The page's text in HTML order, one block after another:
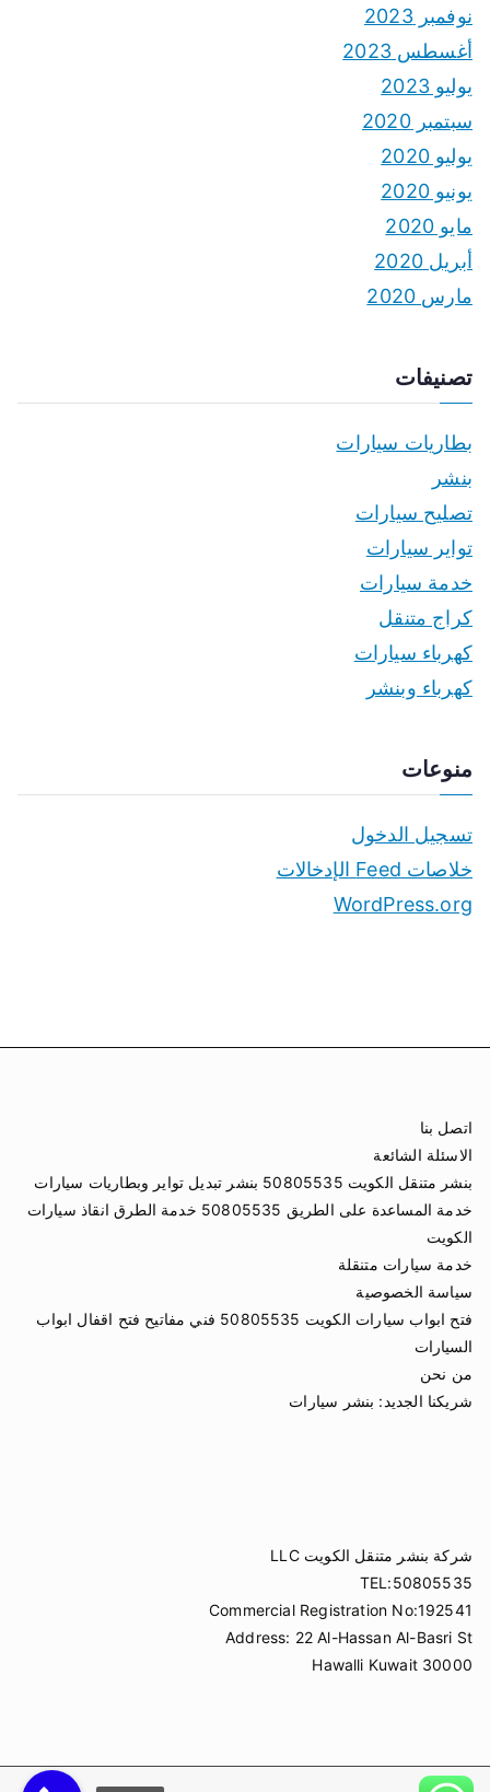
أغسطس 2023
يوليو 2023
سبتمبر 2020
يوليو 2020
يونيو 2020
مايو 2020
أبريل 2020
مارس 2020
بطاريات سيارات
بنشر
تصليح سيارات
تواير سيارات
خدمة سيارات
كراج متنقل
كهرباء سيارات
كهرباء وبنشر
تسجيل الدخول
خلاصات Feed الإدخالات
WordPress.org
اتصل بنا
الاسئلة الشائعة
بنشر متنقل الكويت 50805535 بنشر تبديل تواير وبطاريات سيارات
خدمة المساعدة على الطريق 50805535 خدمة الطرق انقاذ سيارات
الكويت
خدمة سيارات متنقلة
سياسة الخصوصية
فتح ابواب سيارات الكويت 50805535 فني مفاتيح فتح اقفال ابواب
السيارات
من نحن
شريكنا الجديد: بنشر سيارات
شركة بنشر متنقل الكويت LLC
TEL:50805535
Commercial Registration No:192541
Address: 22 Al-Hassan Al-Basri St
Hawalli Kuwait 30000